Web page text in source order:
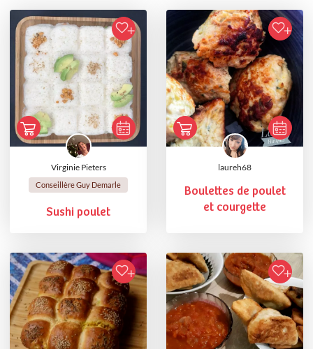
Virginie Pieters
Conseillère Guy Demarle
Sushi poulet
laureh68
Boulettes de poulet
et courgette